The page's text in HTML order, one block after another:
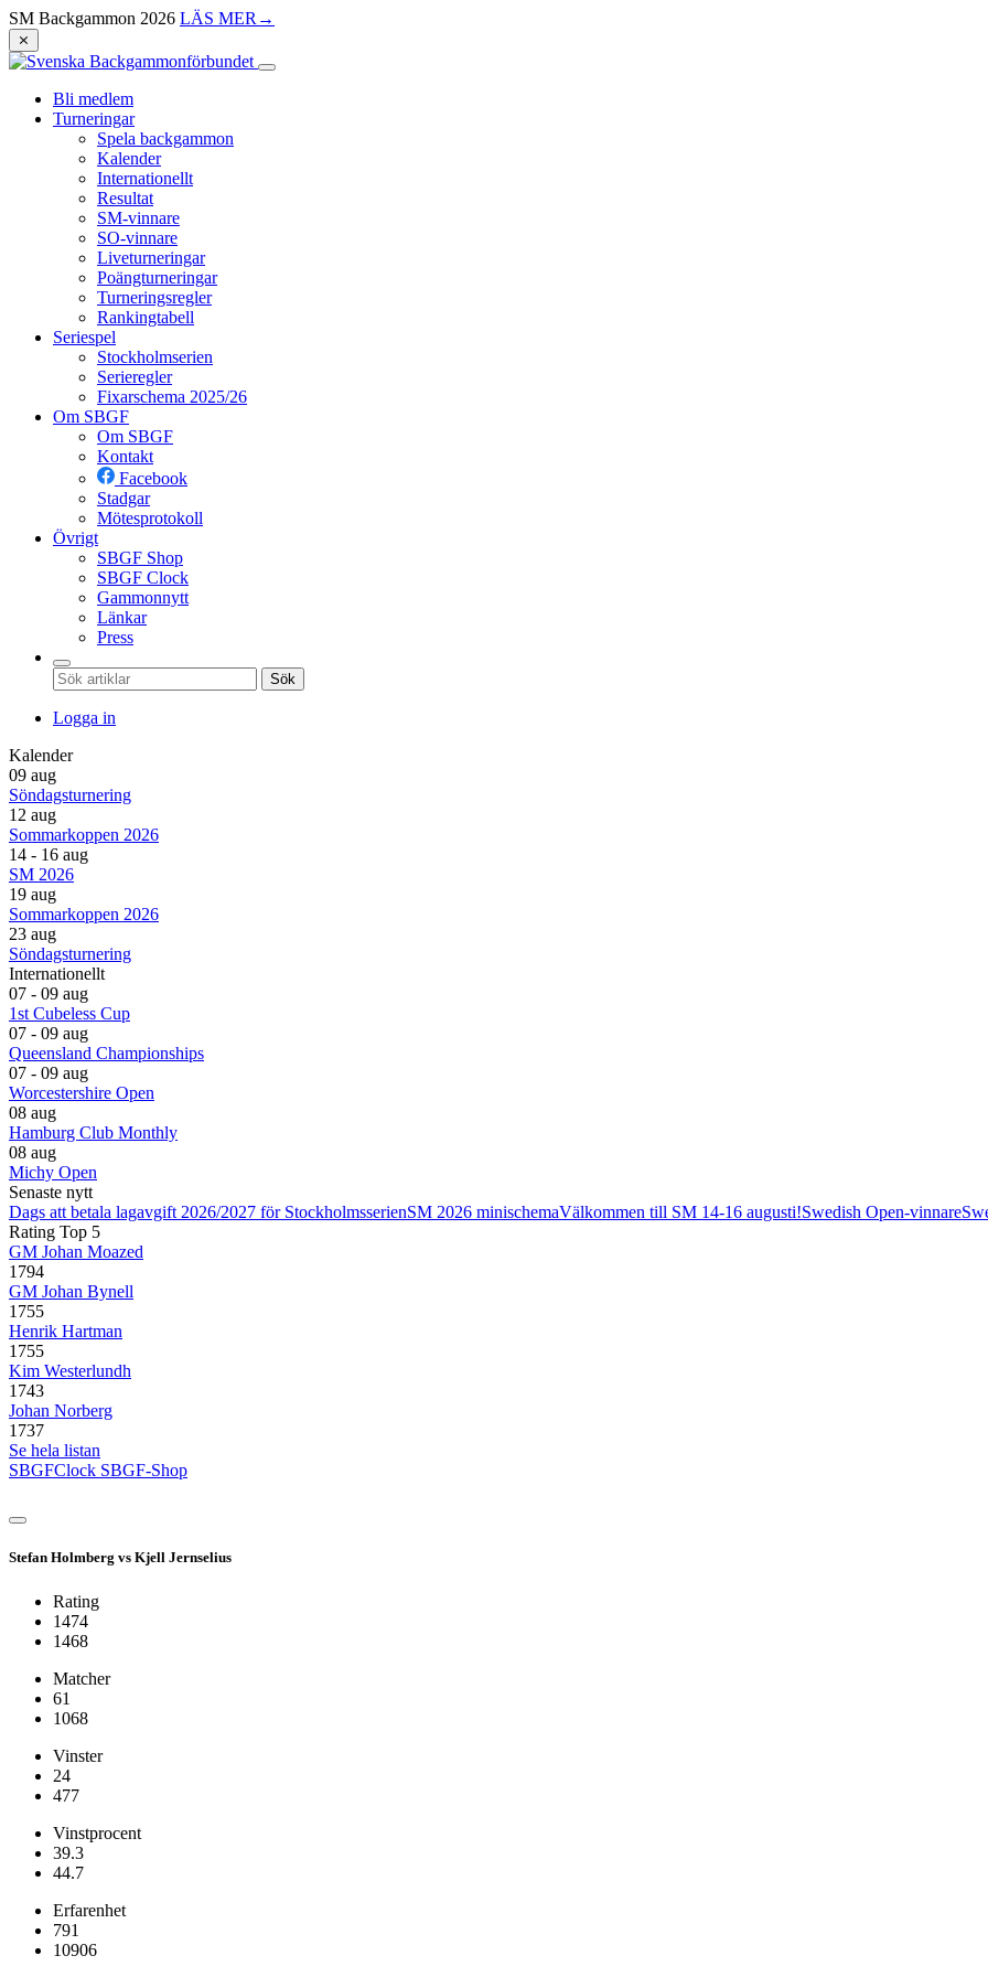
SM Backgammon 2026 LÄS MER →
⨯
Bli medlem
Turneringar
Spela backgammon
Kalender
Internationellt
Resultat
SM-vinnare
SO-vinnare
Liveturneringar
Poängturneringar
Turneringsregler
Rankingtabell
Seriespel
Stockholmserien
Serieregler
Fixarschema 2025/26
Om SBGF
Om SBGF
Kontakt
Facebook
Stadgar
Mötesprotokoll
Övrigt
SBGF Shop
SBGF Clock
Gammonnytt
Länkar
Press
Sök
Logga in
Kalender
09 aug
Söndagsturnering
12 aug
Sommarkoppen 2026
14 - 16 aug
SM 2026
19 aug
Sommarkoppen 2026
23 aug
Söndagsturnering
Internationellt
07 - 09 aug
1st Cubeless Cup
07 - 09 aug
Queensland Championships
07 - 09 aug
Worcestershire Open
08 aug
Hamburg Club Monthly
08 aug
Michy Open
Senaste nytt
Dags att betala lagavgift 2026/2027 för StockholmsserienSM 2026 minischemaVälkommen till SM 14-16 augusti!Swedish Open-vinnare
Rating Top 5
GM Johan Moazed
1794
GM Johan Bynell
1755
Henrik Hartman
1755
Kim Westerlundh
1743
Johan Norberg
1737
Se hela listan
SBGFClock SBGF-Shop
Stefan Holmberg vs Kjell Jernselius
Rating
1474
1468
Matcher
61
1068
Vinster
24
477
Vinstprocent
39.3
44.7
Erfarenhet
791
10906